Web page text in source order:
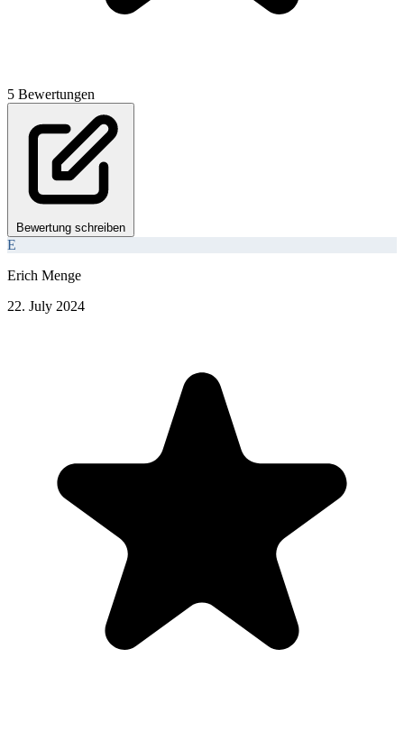
5 Bewertungen
Bewertung schreiben
E
Erich Menge
22. July 2024